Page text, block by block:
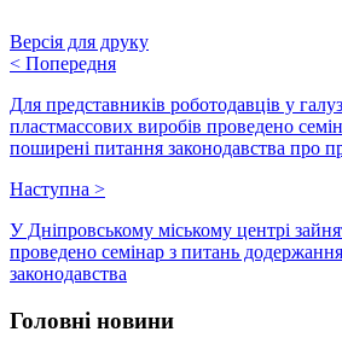
Версія для друку
< Попередня
Для представників роботодавців у
пластмассових виробів проведено
поширені питання законодавства про
Наступна >
У Дніпровському міському центрі
проведено семінар з питань
законодавства
Головні новини